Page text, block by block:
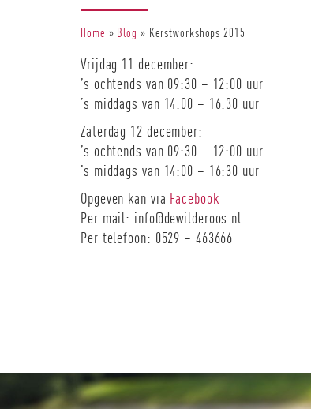
Home » Blog » Kerstworkshops 2015
Vrijdag 11 december:
’s ochtends van 09:30 – 12:00 uur
’s middags van 14:00 – 16:30 uur
Zaterdag 12 december:
’s ochtends van 09:30 – 12:00 uur
’s middags van 14:00 – 16:30 uur
Opgeven kan via Facebook
Per mail: info@dewilderoos.nl
Per telefoon: 0529 – 463666